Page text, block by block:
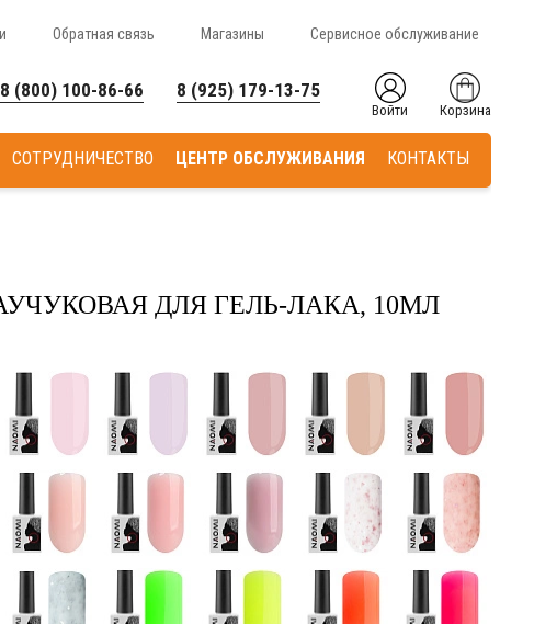
Обратная связь Магазины Сервисное обслуживание
8 (800) 100-86-66 8 (925) 179-13-75
Войти Корзина
КОНТАКТЫ
ЦЕНТР ОБСЛУЖИВАНИЯ
СОТРУДНИЧЕСТВО
ДЛЯ ГЕЛЬ-ЛАКА, 10МЛ